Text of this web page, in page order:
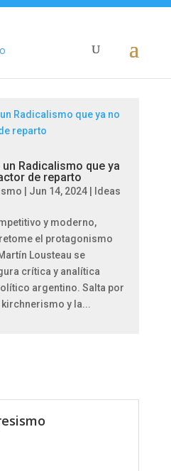
Radicalismo que ya
de reparto
Jun 14, 2024| Ideas
y moderno,
el protagonismo
Lousteau se
crítica y analítica
argentino. Salta por
y la...